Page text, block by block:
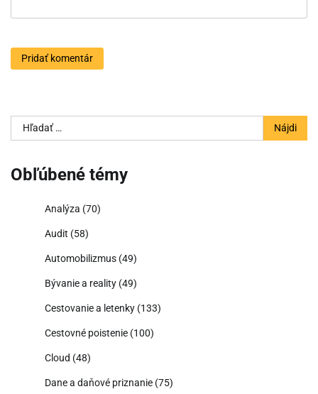
Hľadať:
Obľúbené témy
Analýza (70)
Audit (58)
Automobilizmus (49)
Bývanie a reality (49)
Cestovanie a letenky (133)
Cestovné poistenie (100)
Cloud (48)
Dane a daňové priznanie (75)